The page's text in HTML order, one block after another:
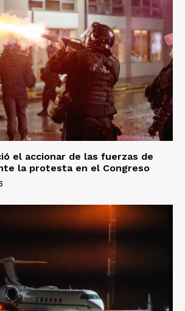
el accionar de las fuerzas de
la protesta en el Congreso